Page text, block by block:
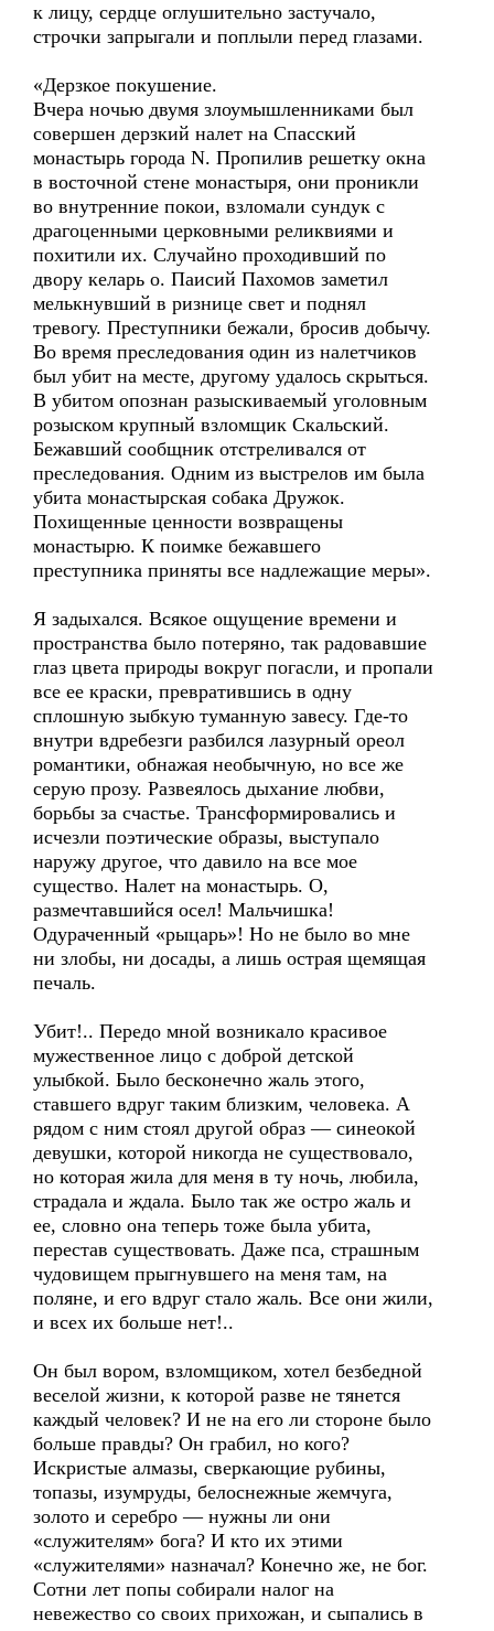
к лицу, сердце оглушительно застучало,
строчки запрыгали и поплыли перед глазами.
«Дерзкое покушение.
Вчера ночью двумя злоумышленниками был
совершен дерзкий налет на Спасский
монастырь города N. Пропилив решетку окна
в восточной стене монастыря, они проникли
во внутренние покои, взломали сундук с
драгоценными церковными реликвиями и
похитили их. Случайно проходивший по
двору келарь о. Паисий Пахомов заметил
мелькнувший в ризнице свет и поднял
тревогу. Преступники бежали, бросив добычу.
Во время преследования один из налетчиков
был убит на месте, другому удалось скрыться.
В убитом опознан разыскиваемый уголовным
розыском крупный взломщик Скальский.
Бежавший сообщник отстреливался от
преследования. Одним из выстрелов им была
убита монастырская собака Дружок.
Похищенные ценности возвращены
монастырю. К поимке бежавшего
преступника приняты все надлежащие меры».
Я задыхался. Всякое ощущение времени и
пространства было потеряно, так радовавшие
глаз цвета природы вокруг погасли, и пропали
все ее краски, превратившись в одну
сплошную зыбкую туманную завесу. Где-то
внутри вдребезги разбился лазурный ореол
романтики, обнажая необычную, но все же
серую прозу. Развеялось дыхание любви,
борьбы за счастье. Трансформировались и
исчезли поэтические образы, выступало
наружу другое, что давило на все мое
существо. Налет на монастырь. О,
размечтавшийся осел! Мальчишка!
Одураченный «рыцарь»! Но не было во мне
ни злобы, ни досады, а лишь острая щемящая
печаль.
Убит!.. Передо мной возникало красивое
мужественное лицо с доброй детской
улыбкой. Было бесконечно жаль этого,
ставшего вдруг таким близким, человека. А
рядом с ним стоял другой образ — синеокой
девушки, которой никогда не существовало,
но которая жила для меня в ту ночь, любила,
страдала и ждала. Было так же остро жаль и
ее, словно она теперь тоже была убита,
перестав существовать. Даже пса, страшным
чудовищем прыгнувшего на меня там, на
поляне, и его вдруг стало жаль. Все они жили,
и всех их больше нет!..
Он был вором, взломщиком, хотел безбедной
веселой жизни, к которой разве не тянется
каждый человек? И не на его ли стороне было
больше правды? Он грабил, но кого?
Искристые алмазы, сверкающие рубины,
топазы, изумруды, белоснежные жемчуга,
золото и серебро — нужны ли они
«служителям» бога? И кто их этими
«служителями» назначал? Конечно же, не бог.
Сотни лет попы собирали налог на
невежество со своих прихожан, и сыпались в